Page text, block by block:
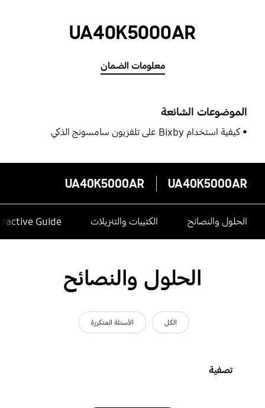
UA40K5000AR
معلومات الضمان
الموضوعات الشائعة
كيفية استخدام Bixby على تلفزيون سامسونج الذكي
UA40K5000AR
UA40K5000AR
الحلول والنصائح الكتيبات والتنزيلات Guide
الحلول والنصائح
الكل الأسئلة المتكررة
تصفية